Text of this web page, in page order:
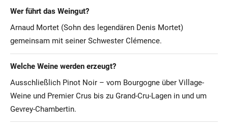
Wer führt das Weingut?
Arnaud Mortet (Sohn des legendären Denis Mortet)
gemeinsam mit seiner Schwester Clémence.
Welche Weine werden erzeugt?
Ausschließlich Pinot Noir – vom Bourgogne über Village-
Weine und Premier Crus bis zu Grand-Cru-Lagen in und um
Gevrey-Chambertin.